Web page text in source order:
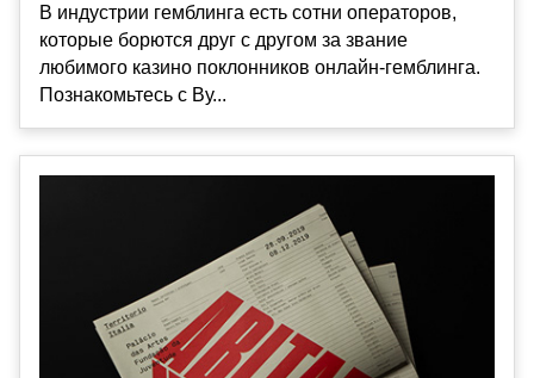
В индустрии гемблинга есть сотни операторов,
которые борются друг с другом за звание
любимого казино поклонников онлайн-гемблинга.
Познакомьтесь с Ву...